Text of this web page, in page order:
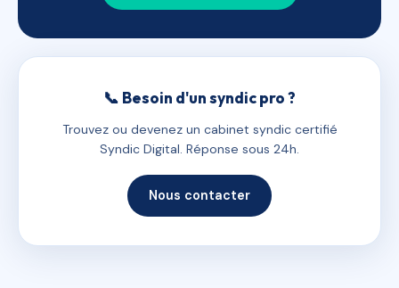
📞 Besoin d'un syndic pro ?
Trouvez ou devenez un cabinet syndic certifié
Syndic Digital. Réponse sous 24h.
Nous contacter